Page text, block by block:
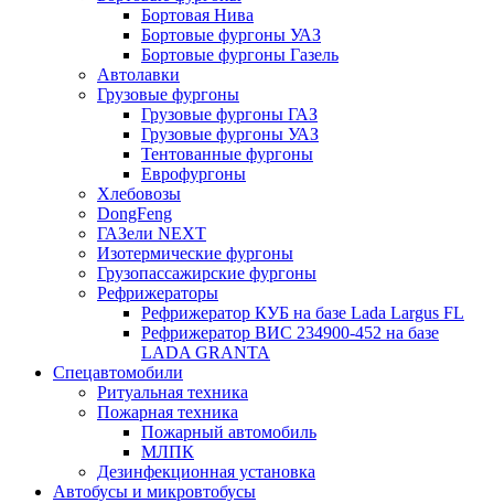
Бортовая Нива
Бортовые фургоны УАЗ
Бортовые фургоны Газель
Автолавки
Грузовые фургоны
Грузовые фургоны ГАЗ
Грузовые фургоны УАЗ
Тентованные фургоны
Еврофургоны
Хлебовозы
DongFeng
ГАЗели NEXT
Изотермические фургоны
Грузопассажирские фургоны
Рефрижераторы
Рефрижератор КУБ на базе Lada Largus FL
Рефрижератор ВИС 234900-452 на базе
LADA GRANTA
Спецавтомобили
Ритуальная техника
Пожарная техника
Пожарный автомобиль
МЛПК
Дезинфекционная установка
Автобусы и микровтобусы